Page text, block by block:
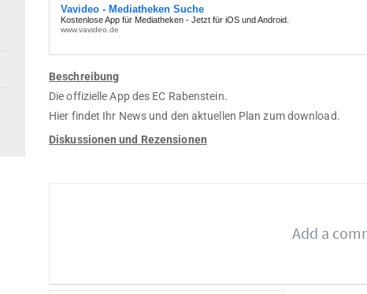
Beschreibung
Die offizielle App des EC Rabenstein.
Hier findet Ihr News und den aktuellen Plan zum download.
Diskussionen und Rezensionen